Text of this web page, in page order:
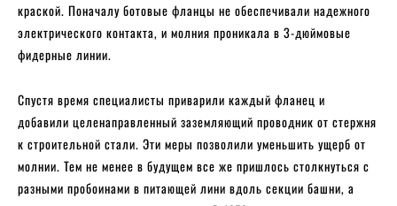
краской. Поначалу ботовые фланцы не обеспечивали надежного
электрического контакта, и молния проникала в 3-дюймовые
фидерные линии.
Спустя время специалисты приварили каждый фланец и
добавили целенаправленный заземляющий проводник от стержня
к строительной стали. Эти меры позволили уменьшить ущерб от
молнии. Тем не менее в будущем все же пришлось столкнуться с
разными пробоинами в питающей лини вдоль секции башни, а